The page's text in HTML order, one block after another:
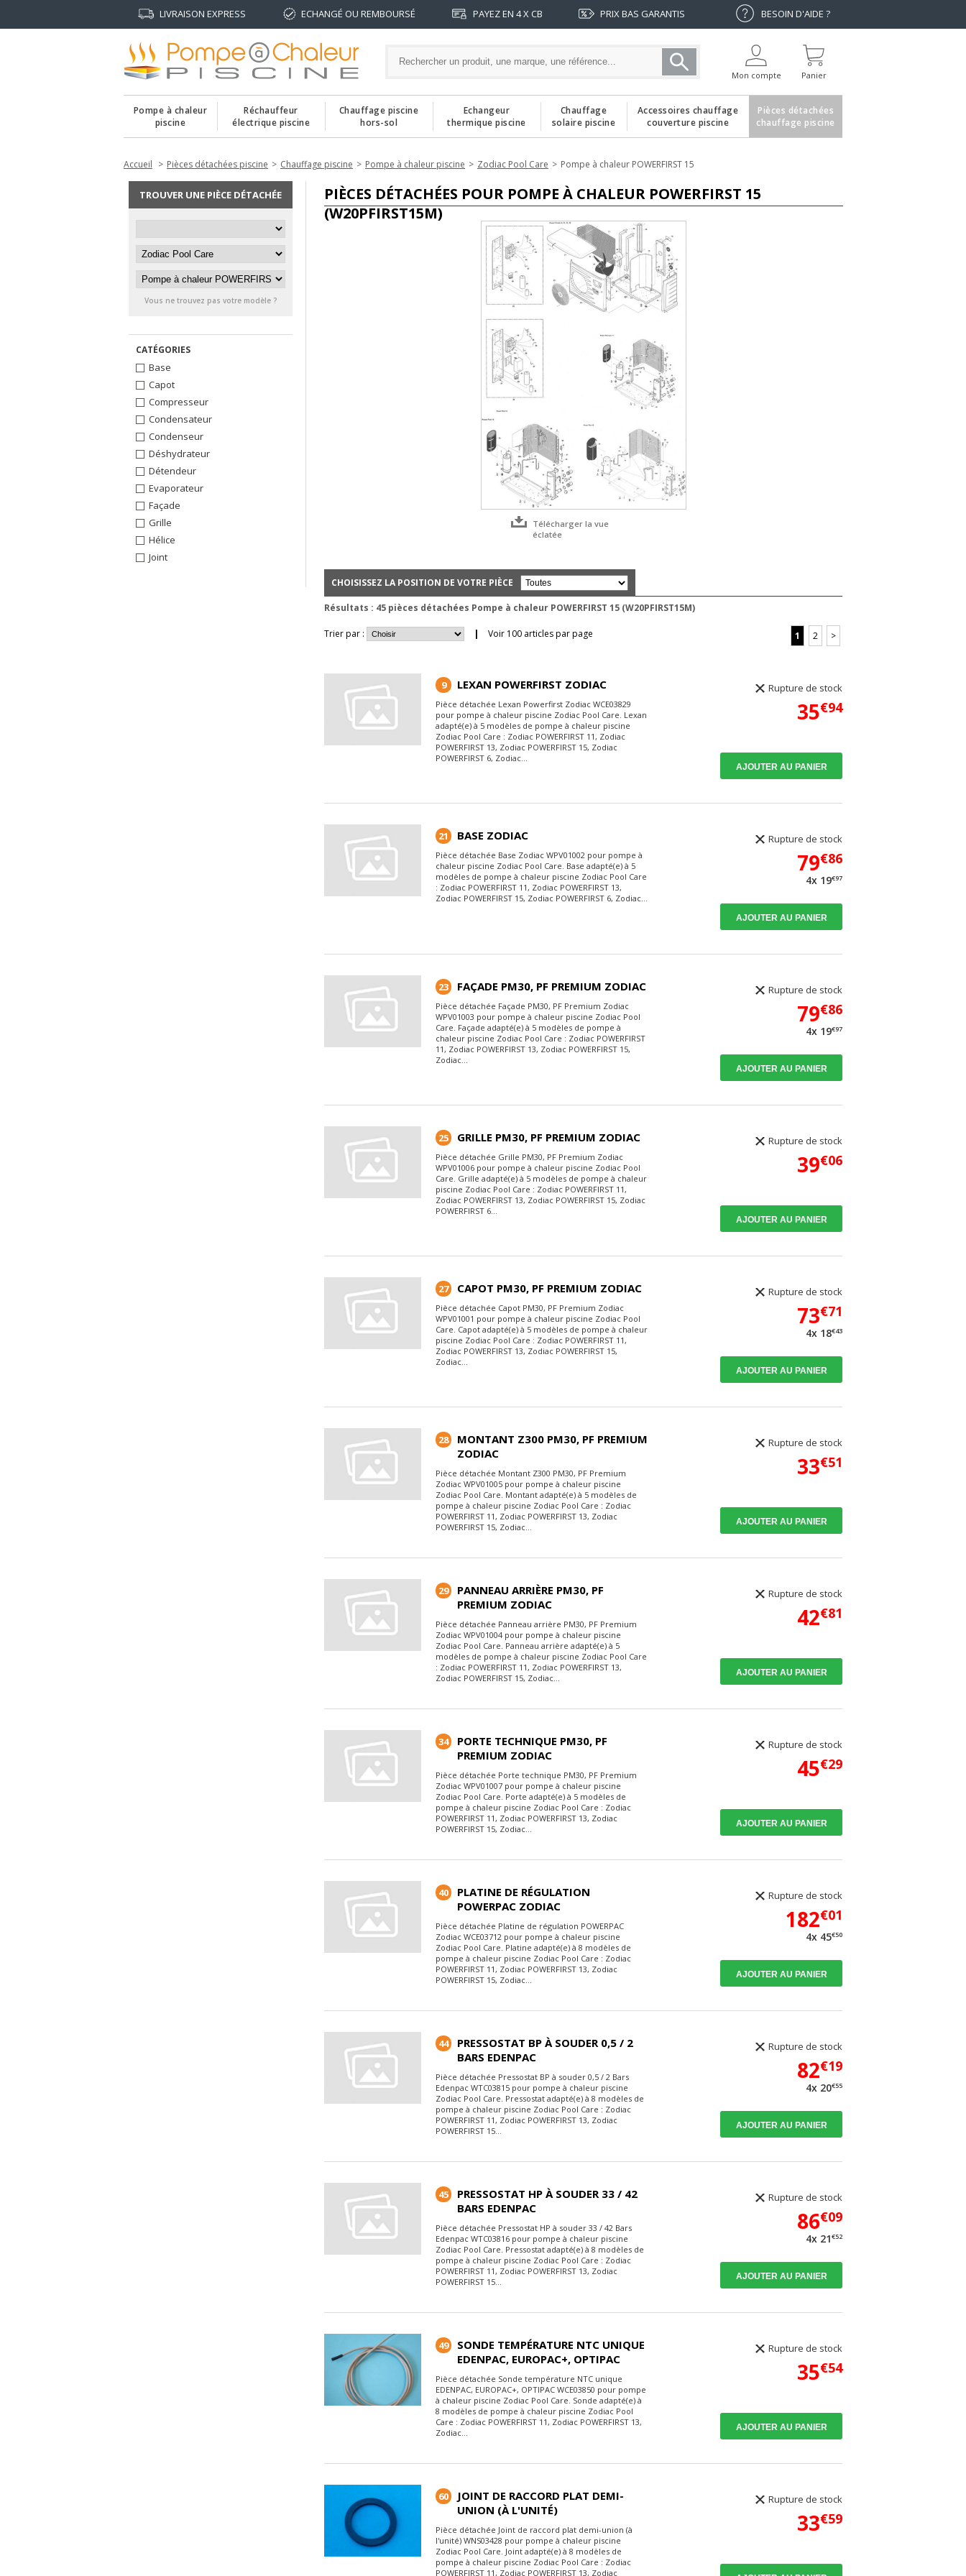
LIVRAISON EXPRESS ECHANGÉ OU REMBOURSÉ PAYEZ EN 4 X CB PRIX BAS GARANTIS BESOIN D'AIDE ?
Panier
Mon compte
Pompe à chaleur
piscine
Réchauffeur
électrique piscine
Chauffage piscine
hors-sol
Echangeur
thermique piscine
Chauffage
solaire piscine
Accessoires chauffage
couverture piscine
Pièces détachées
chauffage piscine
Accueil Pièces détachées piscine Chauffage piscine Pompe à chaleur piscine Zodiac Pool Care Pompe à chaleur POWERFIRST 15
TROUVER UNE PIÈCE DÉTACHÉE
Vous ne trouvez pas votre modèle ?
CATÉGORIES
Base
Capot
Compresseur
Condensateur
Condenseur
Déshydrateur
Détendeur
Evaporateur
Façade
Grille
Hélice
Joint
PIÈCES DÉTACHÉES POUR POMPE À CHALEUR POWERFIRST 15
(W20PFIRST15M)
Télécharger la vue
éclatée
CHOISISSEZ LA POSITION DE VOTRE PIÈCE
Résultats : 45 pièces détachées Pompe à chaleur POWERFIRST 15 (W20PFIRST15M)
Trier par : | Voir 100 articles par page 1 2 >
9 LEXAN POWERFIRST ZODIAC
Pièce détachée Lexan Powerfirst Zodiac WCE03829
pour pompe à chaleur piscine Zodiac Pool Care. Lexan
adapté(e) à 5 modèles de pompe à chaleur piscine
Zodiac Pool Care : Zodiac POWERFIRST 11, Zodiac
POWERFIRST 13, Zodiac POWERFIRST 15, Zodiac
POWERFIRST 6, Zodiac...
Rupture de stock
35€94
AJOUTER AU PANIER
21 BASE ZODIAC
Pièce détachée Base Zodiac WPV01002 pour pompe à
chaleur piscine Zodiac Pool Care. Base adapté(e) à 5
modèles de pompe à chaleur piscine Zodiac Pool Care
: Zodiac POWERFIRST 11, Zodiac POWERFIRST 13,
Zodiac POWERFIRST 15, Zodiac POWERFIRST 6, Zodiac...
Rupture de stock
79€86
4x 19€97
AJOUTER AU PANIER
23 FAÇADE PM30, PF PREMIUM ZODIAC
Pièce détachée Façade PM30, PF Premium Zodiac
WPV01003 pour pompe à chaleur piscine Zodiac Pool
Care. Façade adapté(e) à 5 modèles de pompe à
chaleur piscine Zodiac Pool Care : Zodiac POWERFIRST
11, Zodiac POWERFIRST 13, Zodiac POWERFIRST 15,
Zodiac...
Rupture de stock
79€86
4x 19€97
AJOUTER AU PANIER
25 GRILLE PM30, PF PREMIUM ZODIAC
Pièce détachée Grille PM30, PF Premium Zodiac
WPV01006 pour pompe à chaleur piscine Zodiac Pool
Care. Grille adapté(e) à 5 modèles de pompe à chaleur
piscine Zodiac Pool Care : Zodiac POWERFIRST 11,
Zodiac POWERFIRST 13, Zodiac POWERFIRST 15, Zodiac
POWERFIRST 6...
Rupture de stock
39€06
AJOUTER AU PANIER
27 CAPOT PM30, PF PREMIUM ZODIAC
Pièce détachée Capot PM30, PF Premium Zodiac
WPV01001 pour pompe à chaleur piscine Zodiac Pool
Care. Capot adapté(e) à 5 modèles de pompe à chaleur
piscine Zodiac Pool Care : Zodiac POWERFIRST 11,
Zodiac POWERFIRST 13, Zodiac POWERFIRST 15,
Zodiac...
Rupture de stock
73€71
4x 18€43
AJOUTER AU PANIER
28
MONTANT Z300 PM30, PF PREMIUM
ZODIAC
Pièce détachée Montant Z300 PM30, PF Premium
Zodiac WPV01005 pour pompe à chaleur piscine
Zodiac Pool Care. Montant adapté(e) à 5 modèles de
pompe à chaleur piscine Zodiac Pool Care : Zodiac
POWERFIRST 11, Zodiac POWERFIRST 13, Zodiac
POWERFIRST 15, Zodiac...
Rupture de stock
33€51
AJOUTER AU PANIER
29
PANNEAU ARRIÈRE PM30, PF
PREMIUM ZODIAC
Pièce détachée Panneau arrière PM30, PF Premium
Zodiac WPV01004 pour pompe à chaleur piscine
Zodiac Pool Care. Panneau arrière adapté(e) à 5
modèles de pompe à chaleur piscine Zodiac Pool Care
: Zodiac POWERFIRST 11, Zodiac POWERFIRST 13,
Zodiac POWERFIRST 15, Zodiac...
Rupture de stock
42€81
AJOUTER AU PANIER
34
PORTE TECHNIQUE PM30, PF
PREMIUM ZODIAC
Pièce détachée Porte technique PM30, PF Premium
Zodiac WPV01007 pour pompe à chaleur piscine
Zodiac Pool Care. Porte adapté(e) à 5 modèles de
pompe à chaleur piscine Zodiac Pool Care : Zodiac
POWERFIRST 11, Zodiac POWERFIRST 13, Zodiac
POWERFIRST 15, Zodiac...
Rupture de stock
45€29
AJOUTER AU PANIER
40
PLATINE DE RÉGULATION
POWERPAC ZODIAC
Pièce détachée Platine de régulation POWERPAC
Zodiac WCE03712 pour pompe à chaleur piscine
Zodiac Pool Care. Platine adapté(e) à 8 modèles de
pompe à chaleur piscine Zodiac Pool Care : Zodiac
POWERFIRST 11, Zodiac POWERFIRST 13, Zodiac
POWERFIRST 15, Zodiac...
Rupture de stock
182€01
4x 45€50
AJOUTER AU PANIER
44
PRESSOSTAT BP À SOUDER 0,5 / 2
BARS EDENPAC
Pièce détachée Pressostat BP à souder 0,5 / 2 Bars
Edenpac WTC03815 pour pompe à chaleur piscine
Zodiac Pool Care. Pressostat adapté(e) à 8 modèles de
pompe à chaleur piscine Zodiac Pool Care : Zodiac
POWERFIRST 11, Zodiac POWERFIRST 13, Zodiac
POWERFIRST 15...
Rupture de stock
82€19
4x 20€55
AJOUTER AU PANIER
45
PRESSOSTAT HP À SOUDER 33 / 42
BARS EDENPAC
Pièce détachée Pressostat HP à souder 33 / 42 Bars
Edenpac WTC03816 pour pompe à chaleur piscine
Zodiac Pool Care. Pressostat adapté(e) à 8 modèles de
pompe à chaleur piscine Zodiac Pool Care : Zodiac
POWERFIRST 11, Zodiac POWERFIRST 13, Zodiac
POWERFIRST 15...
Rupture de stock
86€09
4x 21€52
AJOUTER AU PANIER
49
SONDE TEMPÉRATURE NTC UNIQUE
EDENPAC, EUROPAC+, OPTIPAC
Pièce détachée Sonde température NTC unique
EDENPAC, EUROPAC+, OPTIPAC WCE03850 pour pompe
à chaleur piscine Zodiac Pool Care. Sonde adapté(e) à
8 modèles de pompe à chaleur piscine Zodiac Pool
Care : Zodiac POWERFIRST 11, Zodiac POWERFIRST 13,
Zodiac...
Rupture de stock
35€54
AJOUTER AU PANIER
60
JOINT DE RACCORD PLAT DEMI-
UNION (À L'UNITÉ)
Pièce détachée Joint de raccord plat demi-union (à
l'unité) WNS03428 pour pompe à chaleur piscine
Zodiac Pool Care. Joint adapté(e) à 8 modèles de
pompe à chaleur piscine Zodiac Pool Care : Zodiac
POWERFIRST 11, Zodiac POWERFIRST 13, Zodiac
Rupture de stock
33€59